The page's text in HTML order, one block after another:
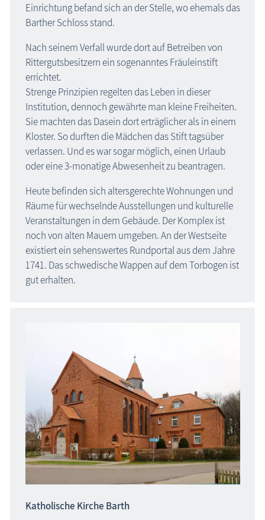
Einrichtung befand sich an der Stelle, wo ehemals das
Barther Schloss stand.
Nach seinem Verfall wurde dort auf Betreiben von
Ritter­guts­besitzern ein sogenanntes Fräuleinstift
errichtet.
Strenge Prinzipien regelten das Leben in dieser
Institution, dennoch gewährte man kleine Freiheiten.
Sie machten das Dasein dort erträglicher als in einem
Kloster. So durften die Mädchen das Stift tagsüber
verlassen. Und es war sogar möglich, einen Urlaub
oder eine 3-monatige Abwesenheit zu beantragen.
Heute befinden sich altersgerechte Wohnungen und
Räume für wechselnde Ausstellungen und kulturelle
Veranstaltungen in dem Gebäude. Der Komplex ist
noch von alten Mauern umgeben. An der Westseite
existiert ein sehenswertes Rundportal aus dem Jahre
1741. Das schwedische Wappen auf dem Torbogen ist
gut erhalten.
Katholische Kirche Barth